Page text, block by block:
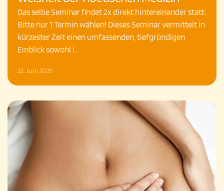
Das selbe Seminar findet 2x direkt hintereinander statt.
Bitte nur 1 Termin wählen! Dieses Seminar vermittelt in
kürzester Zeit einen umfassenden, tiefgründigen
Einblick sowohl i…
22. Juni 2026